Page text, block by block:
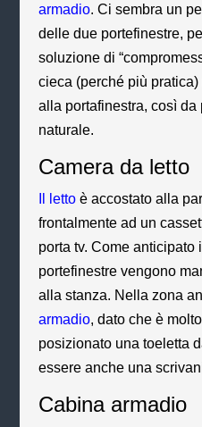
armadio. Ci sembra un
delle due portefinestre,
soluzione di
cieca (perché più
alla portafinestra, così da
naturale.
Camera da letto
Il lettoè accostato alla
frontalmente ad un
porta tv. Come anticipato
portefinestre vengono
alla stanza. Nella zona
armadio, dato che è
posizionato una toeletta
essere anche una
Cabina armadio